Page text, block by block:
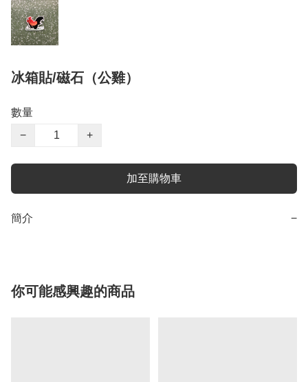
冰箱貼/磁石（公雞）
數量
−
+
加至購物車
簡介 −
你可能感興趣的商品